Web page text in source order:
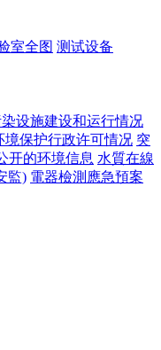
室全图 测试设备
设施建设和运行情况
境保护行政许可情况 突
开的环境信息 水質在線
監) 電器檢測應急預案